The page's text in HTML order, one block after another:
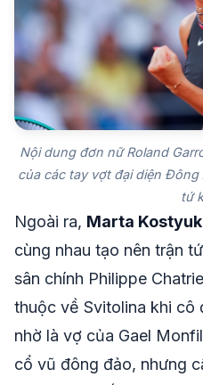
Nội dung đơn nữ Roland
của các tay vợt đại diện
tứ
Ngoài ra, Marta Kostyuk
cùng nhau tạo nên trận
sân chính Philippe
thuộc về Svitolina khi cô
nhờ là vợ của Gael
cổ vũ đông đảo, nhưng